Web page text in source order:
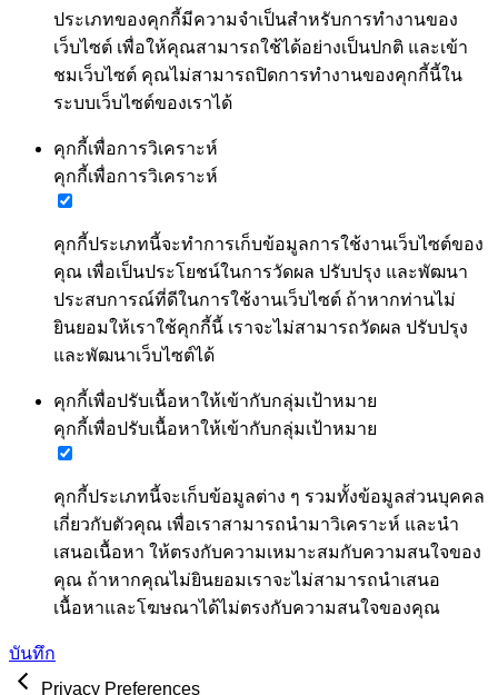
ประเภทของคุกกี้มีความจำเป็นสำหรับการทำงานของ
เว็บไซต์ เพื่อให้คุณสามารถใช้ได้อย่างเป็นปกติ และเข้า
ชมเว็บไซต์ คุณไม่สามารถปิดการทำงานของคุกกี้นี้ใน
ระบบเว็บไซต์ของเราได้
คุกกี้เพื่อการวิเคราะห์
คุกกี้เพื่อการวิเคราะห์
คุกกี้ประเภทนี้จะทำการเก็บข้อมูลการใช้งานเว็บไซต์ของ
คุณ เพื่อเป็นประโยชน์ในการวัดผล ปรับปรุง และพัฒนา
ประสบการณ์ที่ดีในการใช้งานเว็บไซต์ ถ้าหากท่านไม่
ยินยอมให้เราใช้คุกกี้นี้ เราจะไม่สามารถวัดผล ปรับปรุง
และพัฒนาเว็บไซต์ได้
คุกกี้เพื่อปรับเนื้อหาให้เข้ากับกลุ่มเป้าหมาย
คุกกี้เพื่อปรับเนื้อหาให้เข้ากับกลุ่มเป้าหมาย
คุกกี้ประเภทนี้จะเก็บข้อมูลต่าง ๆ รวมทั้งข้อมูลส่วนบุคคล
เกี่ยวกับตัวคุณ เพื่อเราสามารถนำมาวิเคราะห์ และนำ
เสนอเนื้อหา ให้ตรงกับความเหมาะสมกับความสนใจของ
คุณ ถ้าหากคุณไม่ยินยอมเราจะไม่สามารถนำเสนอ
เนื้อหาและโฆษณาได้ไม่ตรงกับความสนใจของคุณ
บันทึก
Privacy Preferences